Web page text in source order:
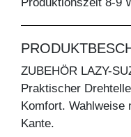
ZUBEHÖR LAZY-
Praktischer
Komfort. Wahlweise
Kante.